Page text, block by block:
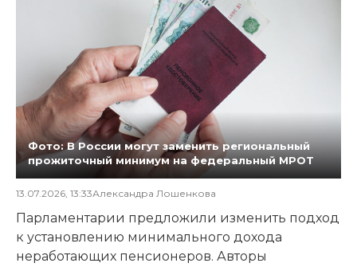
Фото: В России могут заменить региональный
прожиточный минимум на федеральный МРОТ
13.07.2026, 13:33Александра Лошенкова
Парламентарии предложили изменить подход
к установлению минимального дохода
неработающих пенсионеров. Авторы